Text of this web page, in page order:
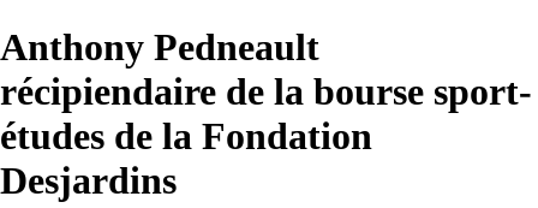
Anthony Pedneault
récipiendaire de la bourse sport-
études de la Fondation
Desjardins